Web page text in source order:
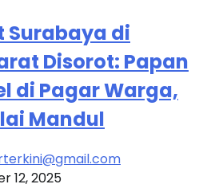
Surabaya di
Disorot: Papan
di Pagar Warga,
Mandul
12, 2025